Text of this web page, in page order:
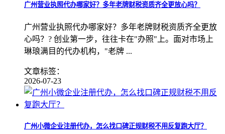
广州营业执照代办哪家好？多年老牌财税资质齐全更放心吗？
广州营业执照代办哪家好？多年老牌财税资质齐全更放
心吗？? 创业第一步，往往卡在"办照"上。面对市场上
琳琅满目的代办机构，"老牌 ...
文章标签：
2026-07-23
广州小微企业注册代办，怎么找口碑正规财税不用反复跑大厅？